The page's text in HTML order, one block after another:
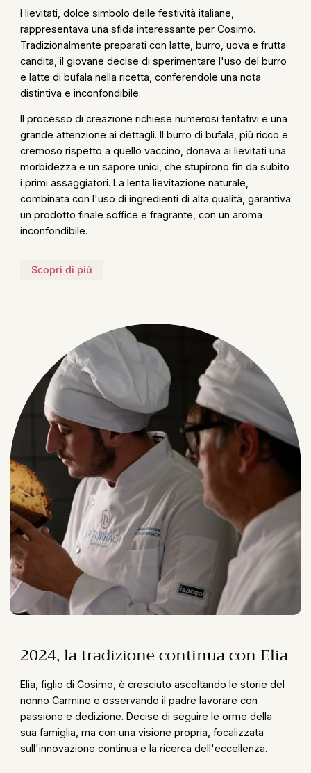
I lievitati, dolce simbolo delle festività italiane,
rappresentava una sfida interessante per Cosimo.
Tradizionalmente preparati con latte, burro, uova e frutta
candita, il giovane decise di sperimentare l'uso del burro
e latte di bufala nella ricetta, conferendole una nota
distintiva e inconfondibile.
Il processo di creazione richiese numerosi tentativi e una
grande attenzione ai dettagli. II burro di bufala, più ricco e
cremoso rispetto a quello vaccino, donava ai lievitati una
morbidezza e un sapore unici, che stupirono fin da subito
i primi assaggiatori. La lenta lievitazione naturale,
combinata con l'uso di ingredienti di alta qualità, garantiva
un prodotto finale soffice e fragrante, con un aroma
inconfondibile.
Scopri di più
2024, la tradizione continua con Elia
Elia, figlio di Cosimo, è cresciuto ascoltando le storie del
nonno Carmine e osservando il padre lavorare con
passione e dedizione. Decise di seguire le orme della
sua famiglia, ma con una visione propria, focalizzata
sull'innovazione continua e la ricerca dell'eccellenza.